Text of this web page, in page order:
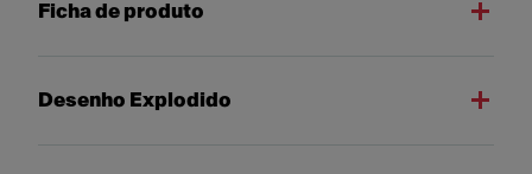
Ficha de produto
Desenho Explodido